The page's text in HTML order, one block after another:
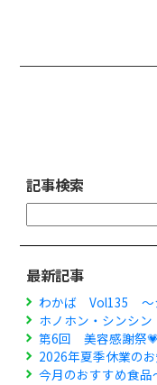
記事検索
最新記事
わかば Vol135 ～
ホノホン・シンシン
第6回 美容感謝祭
2026年夏季休業の
今月のおすすめ食品